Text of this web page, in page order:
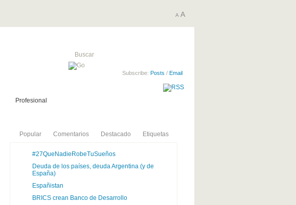
A A
Subscribe: Posts / Email
Profesional
Popular Comentarios Destacado Etiquetas
#27QueNadieRobeTuSueños
Deuda de los países, deuda Argentina (y de
España)
Españistan
BRICS crean Banco de Desarrollo